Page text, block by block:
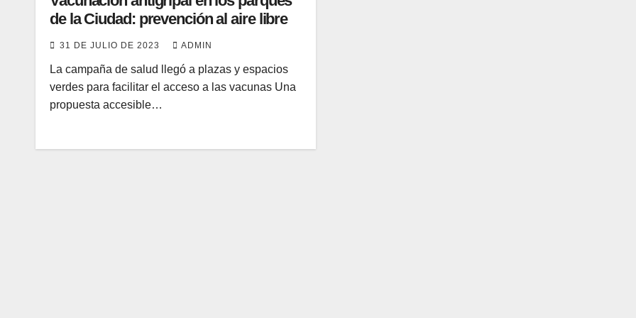
de la Ciudad: prevención al aire libre
31 DE JULIO DE 2023 ADMIN
La campaña de salud llegó a plazas y espacios
verdes para facilitar el acceso a las vacunas Una
propuesta accesible…